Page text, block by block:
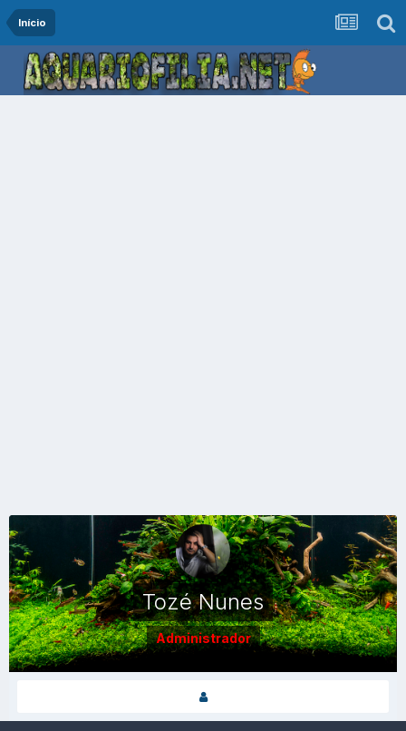
Início
Tozé Nunes
Administrador